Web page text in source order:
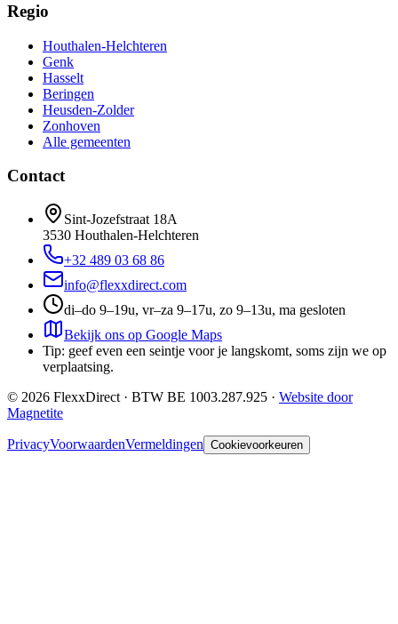
Regio
Houthalen-Helchteren
Genk
Hasselt
Beringen
Heusden-Zolder
Zonhoven
Alle gemeenten
Contact
Sint-Jozefstraat 18A
3530 Houthalen-Helchteren
+32 489 03 68 86
info@flexxdirect.com
di–do 9–19u, vr–za 9–17u, zo 9–13u, ma gesloten
Bekijk ons op Google Maps
Tip: geef even een seintje voor je langskomt, soms zijn we op
verplaatsing.
© 2026 FlexxDirect · BTW BE 1003.287.925 · Website door
Magnetite
PrivacyVoorwaardenVermeldingen Cookievoorkeuren